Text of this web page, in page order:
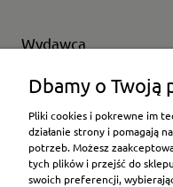
Wydawca
Wybierz producenta
Dbamy o Twoją
Pliki cookies i pokrewne im
działanie strony i pomagają
potrzeb. Możesz
tych plików i przejść do
swoich preferencji,